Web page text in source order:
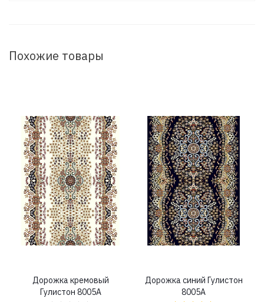
Похожие товары
Дорожка кремовый
Гулистон 8005A
Дорожка синий Гулистон
8005A